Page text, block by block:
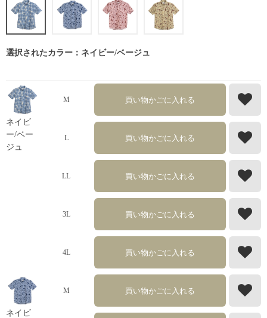
選択されたカラー：ネイビー/ベージュ
ネイビ
ー/ベー
ジュ
M 買い物かごに入れる
L 買い物かごに入れる
LL 買い物かごに入れる
3L 買い物かごに入れる
4L 買い物かごに入れる
ネイビ
M 買い物かごに入れる